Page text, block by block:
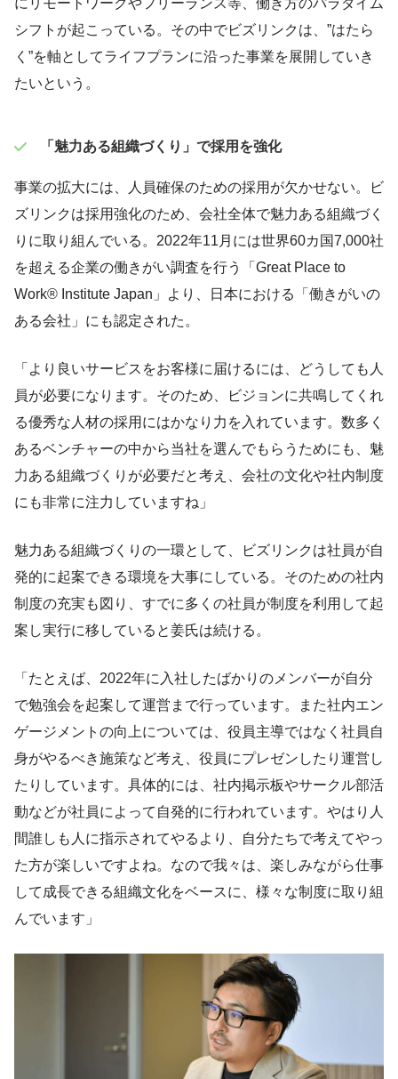
シフトが起こっている。その中でビズリンクは、”はたら
く”を軸としてライフプランに沿った事業を展開していき
たいという。
「魅力ある組織づくり」で採用を強化
事業の拡大には、人員確保のための採用が欠かせない。ビ
ズリンクは採用強化のため、会社全体で魅力ある組織づく
りに取り組んでいる。2022年11月には世界60カ国7,000社
を超える企業の働きがい調査を行う「Great Place to
Work® Institute Japan」より、日本における「働きがいの
ある会社」にも認定された。
「より良いサービスをお客様に届けるには、どうしても人
員が必要になります。そのため、ビジョンに共鳴してくれ
る優秀な人材の採用にはかなり力を入れています。数多く
あるベンチャーの中から当社を選んでもらうためにも、魅
力ある組織づくりが必要だと考え、会社の文化や社内制度
にも非常に注力していますね」
魅力ある組織づくりの一環として、ビズリンクは社員が自
発的に起案できる環境を大事にしている。そのための社内
制度の充実も図り、すでに多くの社員が制度を利用して起
案し実行に移していると姜氏は続ける。
「たとえば、2022年に入社したばかりのメンバーが自分
で勉強会を起案して運営まで行っています。また社内エン
ゲージメントの向上については、役員主導ではなく社員自
身がやるべき施策など考え、役員にプレゼンしたり運営し
たりしています。具体的には、社内掲示板やサークル部活
動などが社員によって自発的に行われています。やはり人
間誰しも人に指示されてやるより、自分たちで考えてやっ
た方が楽しいですよね。なので我々は、楽しみながら仕事
して成長できる組織文化をベースに、様々な制度に取り組
んでいます」